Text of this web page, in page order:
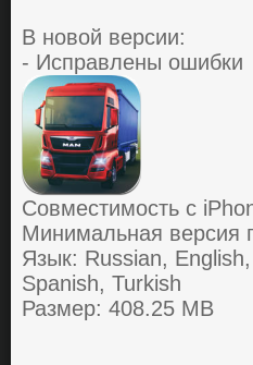
В новой версии:
- Исправлены ошибки
Совместимость с
Минимальная версия
Язык: Russian,
Spanish, Turkish
Размер: 408.25 MB